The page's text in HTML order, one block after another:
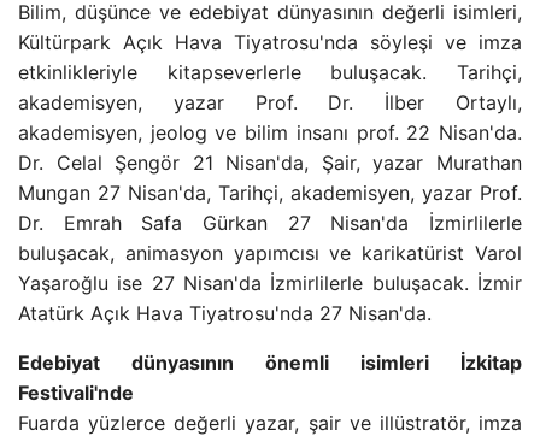
Bilim, düşünce ve edebiyat dünyasının değerli isimleri,
Kültürpark Açık Hava Tiyatrosu'nda söyleşi ve imza
etkinlikleriyle kitapseverlerle buluşacak. Tarihçi,
akademisyen, yazar Prof. Dr. İlber Ortaylı,
akademisyen, jeolog ve bilim insanı prof. 22 Nisan'da.
Dr. Celal Şengör 21 Nisan'da, Şair, yazar Murathan
Mungan 27 Nisan'da, Tarihçi, akademisyen, yazar Prof.
Dr. Emrah Safa Gürkan 27 Nisan'da İzmirlilerle
buluşacak, animasyon yapımcısı ve karikatürist Varol
Yaşaroğlu ise 27 Nisan'da İzmirlilerle buluşacak. İzmir
Atatürk Açık Hava Tiyatrosu'nda 27 Nisan'da.
Edebiyat dünyasının önemli isimleri İzkitap
Festivali'nde
Fuarda yüzlerce değerli yazar, şair ve illüstratör, imza